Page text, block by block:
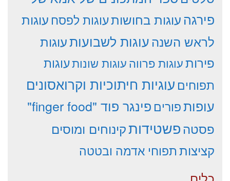
פירגהעוגות בחושותעוגות לפסח עוגות
לראש השנהעוגות לשבועותעוגות
פירותעוגות פרווהעוגות שונותעוגות
תפוחים עוגיות חיתוכיות וקרואסונים
עופותפורים פינגר פוד "finger food"
פסטהפשטידותקינוחים ומוסים
קציצותתפוחי אדמה ובטטה